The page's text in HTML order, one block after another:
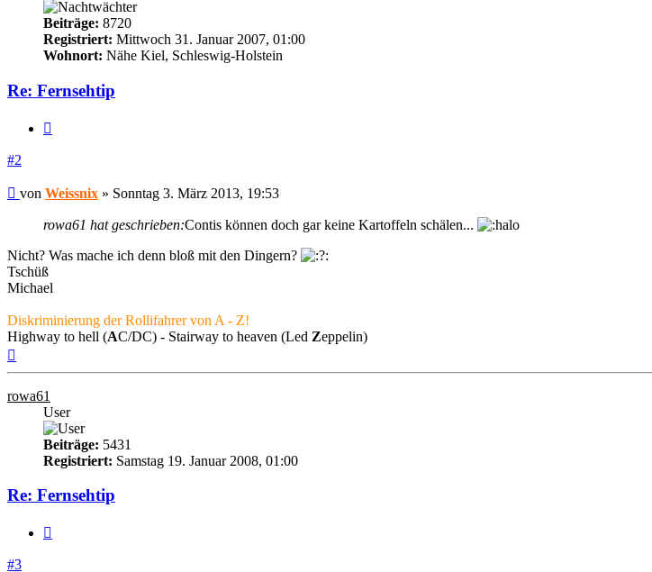
Beiträge: 8720
Registriert: Mittwoch 31. Januar 2007, 01:00
Wohnort: Nähe Kiel, Schleswig-Holstein
Re: Fernsehtip
#2
Beitrag
von Weissnix » Sonntag 3. März 2013, 19:53
rowa61 hat geschrieben:Contis können doch gar keine Kartoffeln schälen...
Nicht? Was mache ich denn bloß mit den Dingern?
Tschüß
Michael
Diskriminierung der Rollifahrer von A - Z!
Highway to hell (AC/DC) - Stairway to heaven (Led Zeppelin)
rowa61
User
Beiträge: 5431
Registriert: Samstag 19. Januar 2008, 01:00
Re: Fernsehtip
#3